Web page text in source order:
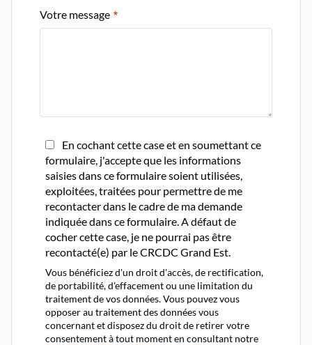
Votre message
En cochant cette case et en soumettant ce
formulaire, j'accepte que les informations
saisies dans ce formulaire soient utilisées,
exploitées, traitées pour permettre de me
recontacter dans le cadre de ma demande
indiquée dans ce formulaire. A défaut de
cocher cette case, je ne pourrai pas être
recontacté(e) par le CRCDC Grand Est.
Vous bénéficiez d'un droit d'accès, de rectification,
de portabilité, d'effacement ou une limitation du
traitement de vos données. Vous pouvez vous
opposer au traitement des données vous
concernant et disposez du droit de retirer votre
consentement à tout moment en consultant notre